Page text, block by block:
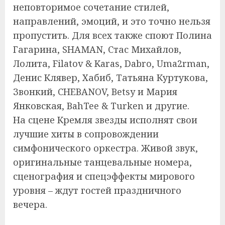
неповторимое сочетание стилей,
направлений, эмоций, и это точно нельзя
пропустить. Для всех также споют Полина
Гагарина, SHAMAN, Стас Михайлов,
Лолита, Filatov & Karas, Dabro, Uma2rman,
Денис Клявер, Хабиб, Татьяна Куртукова,
Звонкий, CHEBANOV, Betsy и Мария
Янковская, BahTee & Turken и другие.
На сцене Кремля звезды исполнят свои
лучшие хиты в сопровождении
симфонического оркестра. Живой звук,
оригинальные танцевальные номера,
сценография и спецэффекты мирового
уровня – ждут гостей праздничного
вечера.